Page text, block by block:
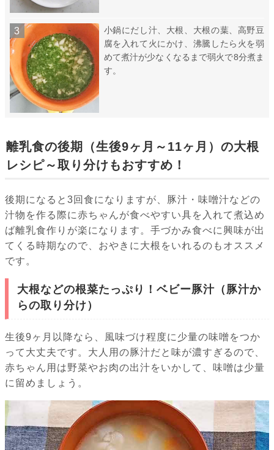
小鍋にだし汁、大根、大根の葉、高野豆
腐を入れて火にかけ、沸騰したら火を弱
めて煮汁が少なくなるまで弱火で8分煮ま
す。
離乳食の後期（生後9ヶ月～11ヶ月）の大根
レシピ～取り分けもおすすめ！
後期になると3回食になりますが、豚汁・味噌汁などの
汁物を作る際に赤ちゃんが食べやすい具を入れて煮込め
ば離乳食作りが楽になります。手づかみ食べに興味が出
てくる時期なので、おやきに大根をいれるのもオススメ
です。
大根などの根菜たっぷり！ベビー豚汁（豚汁か
らの取り分け）
生後9ヶ月以降なら、風味づけ程度に少量の味噌をつか
って大丈夫です。大人用の豚汁だと味が濃すぎるので、
赤ちゃん用は野菜やお肉の出汁をいかして、味噌は少量
に留めましょう。